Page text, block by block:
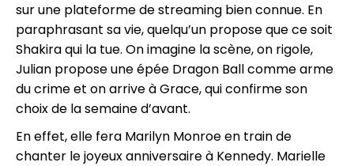
sur une plateforme de streaming bien connue. En
paraphrasant sa vie, quelqu’un propose que ce soit
Shakira qui la tue. On imagine la scène, on rigole,
Julian propose une épée Dragon Ball comme arme
du crime et on arrive à Grace, qui confirme son
choix de la semaine d’avant.
En effet, elle fera Marilyn Monroe en train de
chanter le joyeux anniversaire à Kennedy. Marielle